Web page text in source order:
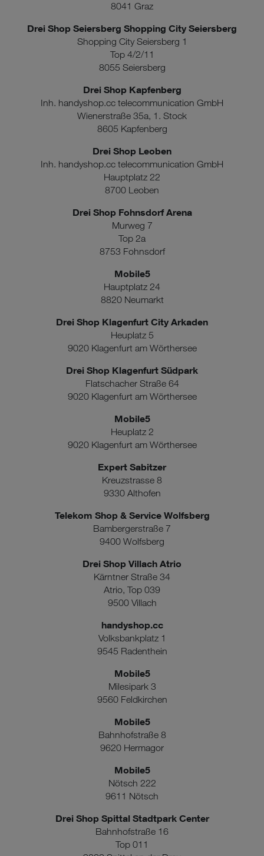
8041 Graz
Drei Shop Seiersberg Shopping City Seiersberg
Shopping City Seiersberg 1
Top 4/2/11
8055 Seiersberg
Drei Shop Kapfenberg
Inh. handyshop.cc telecommunication GmbH
Wienerstraße 35a, 1. Stock
8605 Kapfenberg
Drei Shop Leoben
Inh. handyshop.cc telecommunication GmbH
Hauptplatz 22
8700 Leoben
Drei Shop Fohnsdorf Arena
Murweg 7
Top 2a
8753 Fohnsdorf
Mobile5
Hauptplatz 24
8820 Neumarkt
Drei Shop Klagenfurt City Arkaden
Heuplatz 5
9020 Klagenfurt am Wörthersee
Drei Shop Klagenfurt Südpark
Flatschacher Straße 64
9020 Klagenfurt am Wörthersee
Mobile5
Heuplatz 2
9020 Klagenfurt am Wörthersee
Expert Sabitzer
Kreuzstrasse 8
9330 Althofen
Telekom Shop & Service Wolfsberg
Bambergerstraße 7
9400 Wolfsberg
Drei Shop Villach Atrio
Kärntner Straße 34
Atrio, Top 039
9500 Villach
handyshop.cc
Volksbankplatz 1
9545 Radenthein
Mobile5
Milesipark 3
9560 Feldkirchen
Mobile5
Bahnhofstraße 8
9620 Hermagor
Mobile5
Nötsch 222
9611 Nötsch
Drei Shop Spittal Stadtpark Center
Bahnhofstraße 16
Top 011